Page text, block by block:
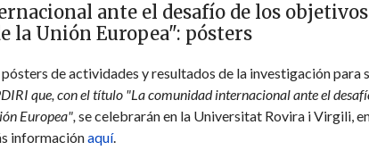
ante el desafío de los objetivos
la Unión Europea": pósters
de actividades y resultados de la investigación para
que, con el título "La comunidad internacional ante el
Europea", se celebrarán en la Universitat Rovira i Virgili,
informaciónaquí.